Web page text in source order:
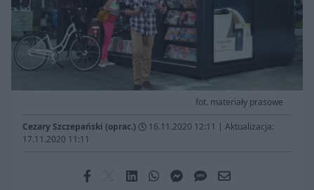
fot. materiały prasowe
Cezary Szczepański (oprac.) 16.11.2020 12:11 | Aktualizacja:
17.11.2020 11:11